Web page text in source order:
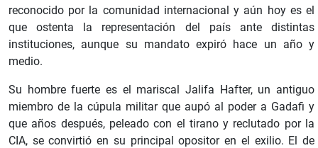
reconocido por la comunidad internacional y aún hoy es el
que ostenta la representación del país ante distintas
instituciones, aunque su mandato expiró hace un año y
medio.
Su hombre fuerte es el mariscal Jalifa Hafter, un antiguo
miembro de la cúpula militar que aupó al poder a Gadafi y
que años después, peleado con el tirano y reclutado por la
CIA, se convirtió en su principal opositor en el exilio. El de